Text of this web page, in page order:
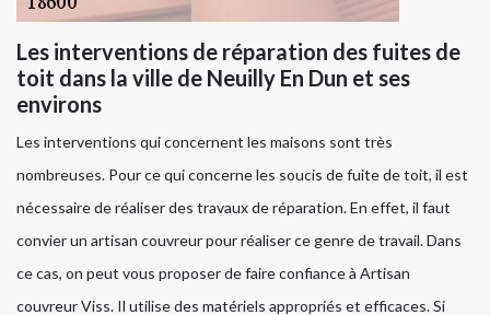
Les interventions de réparation des fuites de
toit dans la ville de Neuilly En Dun et ses
environs
Les interventions qui concernent les maisons sont très
nombreuses. Pour ce qui concerne les soucis de fuite de toit, il est
nécessaire de réaliser des travaux de réparation. En effet, il faut
convier un artisan couvreur pour réaliser ce genre de travail. Dans
ce cas, on peut vous proposer de faire confiance à Artisan
couvreur Viss. Il utilise des matériels appropriés et efficaces. Si